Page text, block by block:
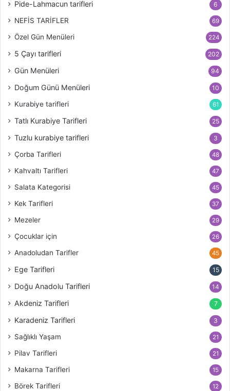
Pide-Lahmacun tarifleri 6
NEFİS TARİFLER 69
Özel Gün Menüleri 224
5 Çayı tarifleri 202
Gün Menüleri 94
Doğum Günü Menüleri 10
Kurabiye tarifleri 61
Tatlı Kurabiye Tarifleri 25
Tuzlu kurabiye tarifleri 3
Çorba Tarifleri 48
Kahvaltı Tarifleri 47
Salata Kategorisi 45
Kek Tarifleri 37
Mezeler 29
Çocuklar için 26
Anadoludan Tarifler 45
Ege Tarifleri 15
Doğu Anadolu Tarifleri 14
Akdeniz Tarifleri 7
Karadeniz Tarifleri 3
Sağlıklı Yaşam 21
Pilav Tarifleri 21
Makarna Tarifleri 15
Börek Tarifleri 12